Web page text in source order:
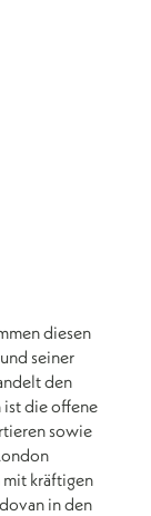
diesen
seiner
den
ist die offene
sowie
kräftigen
in den